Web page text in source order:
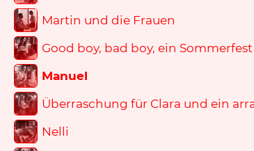
Martin und die Frauen
Good boy, bad boy, ein
Manuel
Überraschung für Clara und ein
Nelli